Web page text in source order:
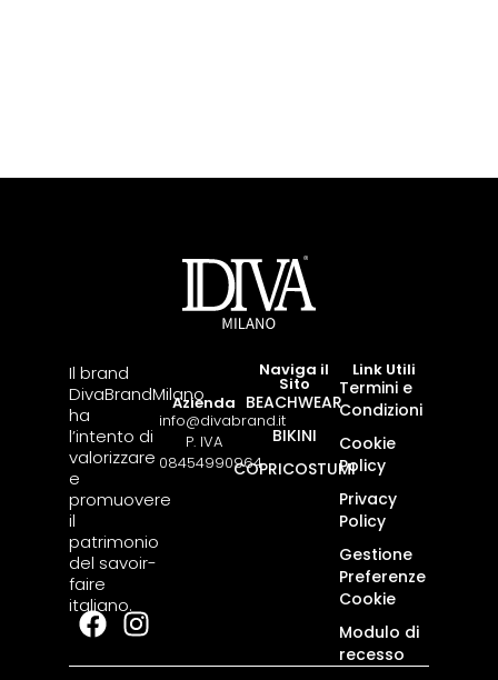
Il brand
DivaBrandMilano
ha
l’intento di
valorizzare
e
promuovere
il
patrimonio
del savoir-
faire
italiano.
Azienda
info@divabrand.it
P. IVA
08454990964
Naviga il
Sito
BEACHWEAR
BIKINI
COPRICOSTUMI
Link Utili
Termini e
Condizioni
Cookie
Policy
Privacy
Policy
Gestione
Preferenze
Cookie
Modulo di
recesso